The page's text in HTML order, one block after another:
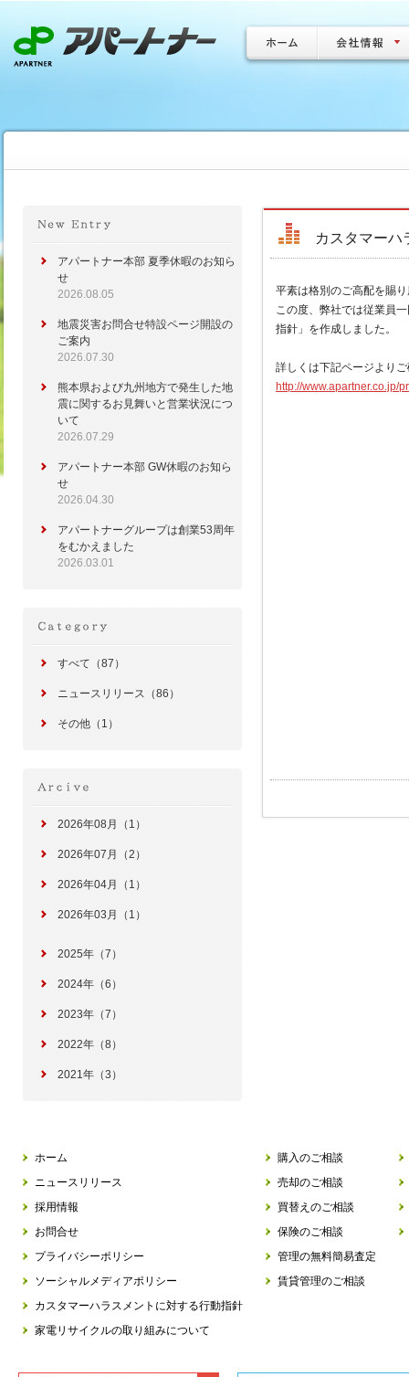
アパートナー本部 夏季休暇のお知ら
せ
2026.08.05
地震災害お問合せ特設ページ開設の
ご案内
2026.07.30
熊本県および九州地方で発生した地
震に関するお見舞いと営業状況につ
いて
2026.07.29
アパートナー本部 GW休暇のお知ら
せ
2026.04.30
アパートナーグループは創業53周年
をむかえました
2026.03.01
すべて（87）
ニュースリリース（86）
その他（1）
2026年08月（1）
2026年07月（2）
2026年04月（1）
2026年03月（1）
2025年（7）
2024年（6）
2023年（7）
2022年（8）
2021年（3）
カスタマーハ
平素は格別のご高配を賜
この度、弊社では従業員
指針」を作成しました。
詳しくは下記ページより
http://www.apartner.co.jp/
ホーム
ニュースリリース
採用情報
お問合せ
プライバシーポリシー
ソーシャルメディアポリシー
カスタマーハラスメントに対する行動指針
家電リサイクルの取り組みについて
購入のご相談
売却のご相談
買替えのご相談
保険のご相談
管理の無料簡易査定
賃貸管理のご相談